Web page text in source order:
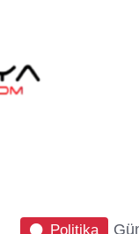
Politika